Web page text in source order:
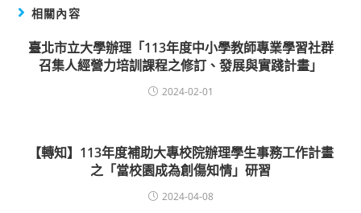
相關內容
臺北市立大學辦理「113年度中小學教師專業學習社群
召集人經營力培訓課程之修訂、發展與實踐計畫」
2024-02-01
【轉知】113年度補助大專校院辦理學生事務工作計畫
之「當校園成為創傷知情」研習
2024-04-08